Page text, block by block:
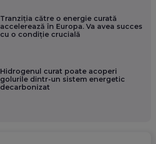
Tranziția către o energie curată
accelerează în Europa. Va avea succes
cu o condiție crucială
Hidrogenul curat poate acoperi
golurile dintr-un sistem energetic
decarbonizat